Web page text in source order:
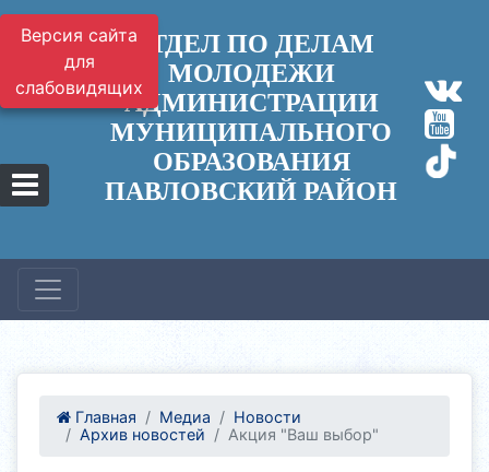
Версия сайта
для
слабовидящих
ОТДЕЛ ПО ДЕЛАМ
МОЛОДЕЖИ
АДМИНИСТРАЦИИ
МУНИЦИПАЛЬНОГО
ОБРАЗОВАНИЯ
ПАВЛОВСКИЙ РАЙОН
Главная Медиа
Новости
Архив новостей
Акция "Ваш выбор"